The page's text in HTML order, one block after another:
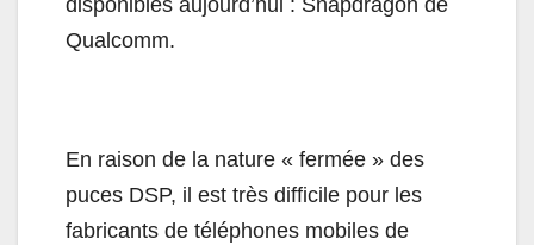
disponibles aujourd’hui : Snapdragon de
Qualcomm.
En raison de la nature « fermée » des
puces DSP, il est très difficile pour les
fabricants de téléphones mobiles de